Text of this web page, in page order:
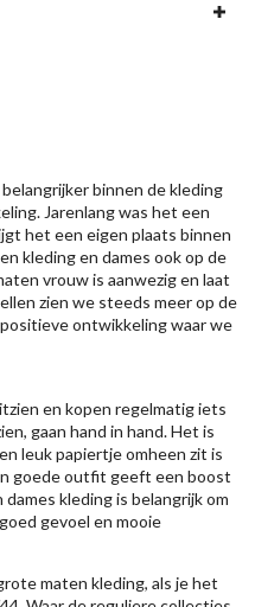
binnen de kleding
Jarenlang was het een
het een eigen plaats binnen
kleding en dames ook op de
vrouw is aanwezig en laat
zien we steeds meer op de
ontwikkeling waar we
en kopen regelmatig iets
gaan hand in hand. Het is
leuk papiertje omheen zit is
goede outfit geeft een boost
kleding is belangrijk om
gevoel en mooie
maten kleding, als je het